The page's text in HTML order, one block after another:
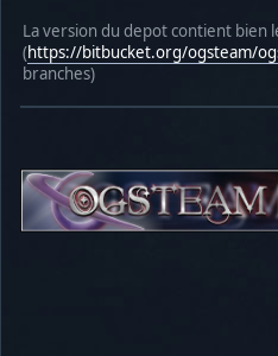
La version du depot contient bien
(https://bitbucket.org/ogsteam/
branches)